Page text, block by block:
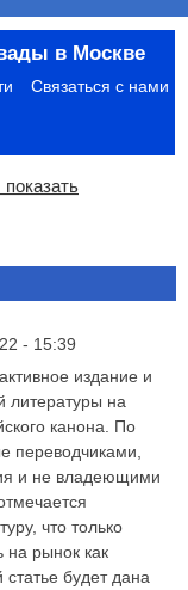
в Москве
Связаться с нами
- 15:39
издание и
литературы на
канона. По
переводчиками,
и не владеющими
что только
на рынок как
будет дана